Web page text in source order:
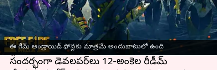
ఈ గేమ్ ఆండ్రాయిడ్ ఫోన్లకు మాత్రమే అందుబాటులో ఉంది
ఈ వార్తాకథనం ఏంటి
Garena సెప్టెంబర్ 2021లో కాస్మెటిక్ అప్‌లతో ఫ్రీ ఫైర్
మాక్స్ ని విడుదల చేసింది. ఈమధ్యే గూగుల్ ప్లే
స్టోర్‌లో 100 మిలియన్ డౌన్‌లోడ్‌లు చేరుకుంది. ఈ
సందర్భంగా డెవలపర్‌లు 12-అంకెల రీడీమ్